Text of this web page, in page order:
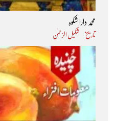
محمد دارا شکوہ
تاریخ شکیل الرّحمٰن